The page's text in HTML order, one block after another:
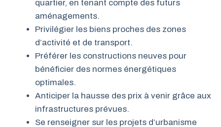
quartier, en tenant compte des futurs
aménagements.
Privilégier les biens proches des zones
d’activité et de transport.
Préférer les constructions neuves pour
bénéficier des normes énergétiques
optimales.
Anticiper la hausse des prix à venir grâce aux
infrastructures prévues.
Se renseigner sur les projets d’urbanisme